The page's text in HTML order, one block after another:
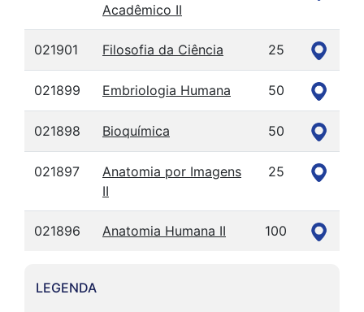
Acadêmico II
021901 Filosofia da Ciência 25
021899 Embriologia Humana 50
021898 Bioquímica 50
021897
Anatomia por Imagens
II
25
021896 Anatomia Humana II 100
LEGENDA